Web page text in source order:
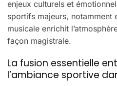
enjeux culturels et
sportifs majeurs, notamment
musicale enrichit
façon magistrale.
La fusion essentielle
l’ambiance sportive